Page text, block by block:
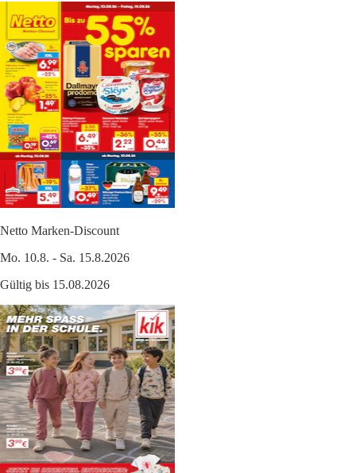
Netto Marken-Discount
Mo. 10.8. - Sa. 15.8.2026
Gültig bis 15.08.2026